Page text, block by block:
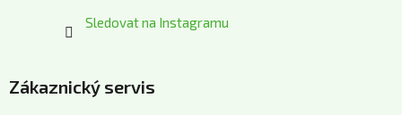
Sledovat na Instagramu
Zákaznický servis